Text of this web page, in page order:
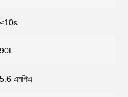
≤10s
90L
5.6 এমপিএ